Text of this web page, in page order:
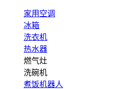
家用空调
冰箱
洗衣机
热水器
燃气灶
洗碗机
煮饭机器人